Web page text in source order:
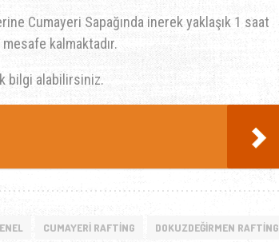
Cumayeri Sapağında inerek yaklaşık 1 saat
kalmaktadır.
bilgi alabilirsiniz.
CUMAYERI RAFTING DOKUZDEĞIRMEN RAFTING